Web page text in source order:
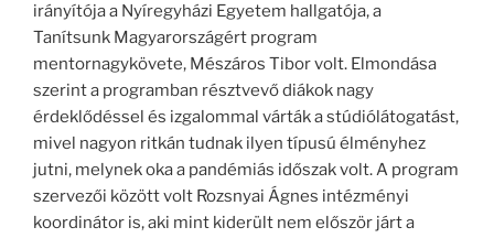
irányítója a Nyíregyházi Egyetem hallgatója, a
Tanítsunk Magyarországért program
mentornagykövete, Mészáros Tibor volt. Elmondása
szerint a programban résztvevő diákok nagy
érdeklődéssel és izgalommal várták a stúdiólátogatást,
mivel nagyon ritkán tudnak ilyen típusú élményhez
jutni, melynek oka a pandémiás időszak volt. A program
szervezői között volt Rozsnyai Ágnes intézményi
koordinátor is, aki mint kiderült nem először járt a